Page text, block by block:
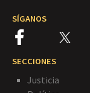
SÍGANOS
SECCIONES
Justicia